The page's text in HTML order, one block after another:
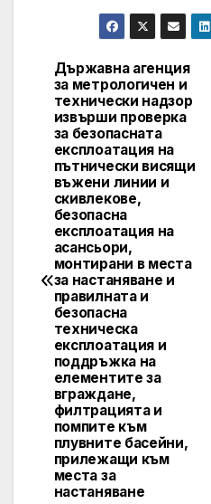
Post
navigation
Държавна агенция
за метрологичен и
технически надзор
извърши проверка
за безопасната
експлоатация на
пътнически висящи
въжени линии и
скивлекове,
безопасна
експлоатация на
асансьори,
монтирани в места
за настаняване и
правилната и
безопасна
техническа
експлоатация и
поддръжка на
елементите за
вграждане,
филтрацията и
помпите към
плувните басейни,
прилежащи към
места за
настаняване